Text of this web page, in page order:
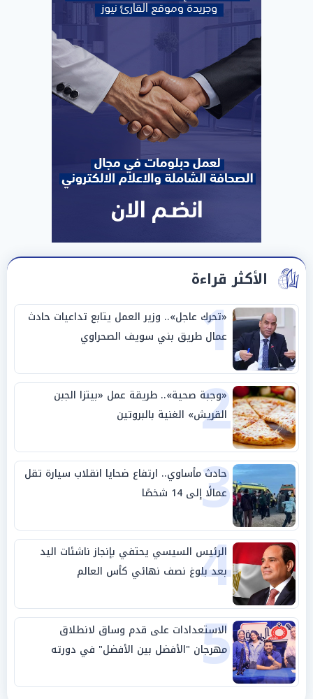
الأكثر قراءة
1
«تحرك عاجل».. وزير العمل يتابع تداعيات حادث
عمال طريق بني سويف الصحراوي
2
«وجبة صحية».. طريقة عمل «بيتزا الجبن
القريش» الغنية بالبروتين
3
حادث مأساوي.. ارتفاع ضحايا انقلاب سيارة تقل
عمالًا إلى 14 شخصًا
4
الرئيس السيسي يحتفي بإنجاز ناشئات اليد
بعد بلوغ نصف نهائي كأس العالم
5
الاستعدادات على قدم وساق لانطلاق
مهرجان "الأفضل بين الأفضل" في دورته
الخامسة